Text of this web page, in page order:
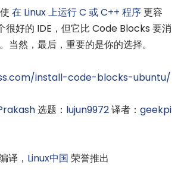
在 Linux 上运行 C 或 C++ 程序更容
很好的 IDE，但它比 Code Blocks 要消
当然，最后，重要的是你的选择。
install-code-blocks-ubuntu/
选题： lujun9972译者： geekpi
译， Linux中国 荣誉推出